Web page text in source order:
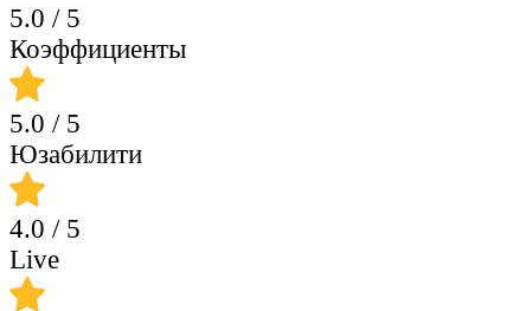
5.0 / 5
Коэффициенты
5.0 / 5
Юзабилити
4.0 / 5
Live